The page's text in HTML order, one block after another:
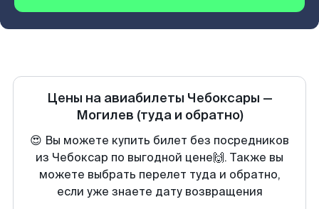
Цены на авиабилеты Чебоксары —
Могилев (туда и обратно)
😍 Вы можете купить билет без посредников
из Чебоксар по выгодной цене🙌. Также вы
можете выбрать перелет туда и обратно,
если уже знаете дату возвращения